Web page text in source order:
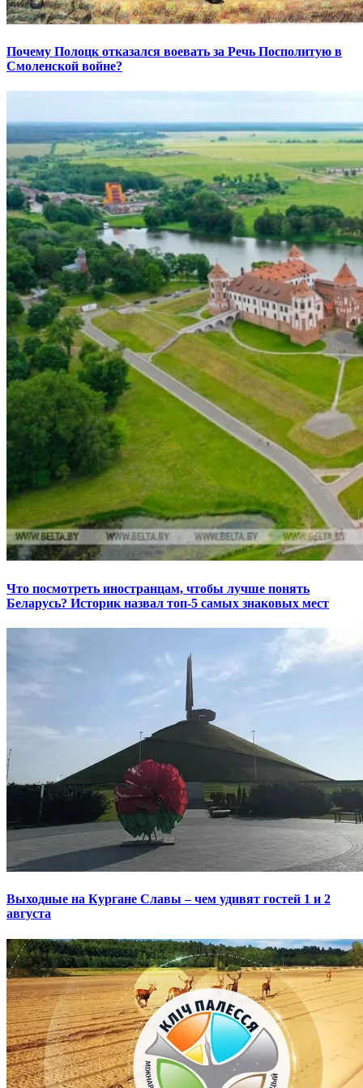
Почему Полоцк отказался воевать за Речь Посполитую в
Смоленской войне?
Что посмотреть иностранцам, чтобы лучше понять
Беларусь? Историк назвал топ-5 самых знаковых мест
Выходные на Кургане Славы – чем удивят гостей 1 и 2
августа